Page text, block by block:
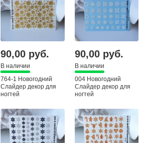
90,00 руб.
В наличии
764-1 Новогодний
Слайдер декор для
ногтей
90,00 руб.
В наличии
004 Новогодний
Слайдер декор для
ногтей